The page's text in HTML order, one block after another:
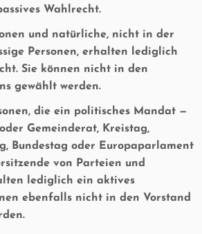
Wahlrecht.
und natürliche, nicht in der
Personen, erhalten lediglich
Sie können nicht in den
gewählt werden.
die ein politisches Mandat —
Gemeinderat, Kreistag,
Bundestag oder Europaparlament
von Parteien und
lediglich ein aktives
ebenfalls nicht in den Vorstand